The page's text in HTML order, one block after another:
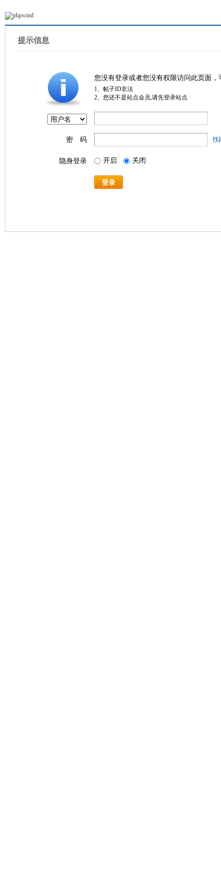
提示信息
您没有登录或者您没有权限访问此页面
1、帖子ID非法
2、您还不是站点会员,请先登录站点
密 码 找
隐身登录 开启 关闭
登录